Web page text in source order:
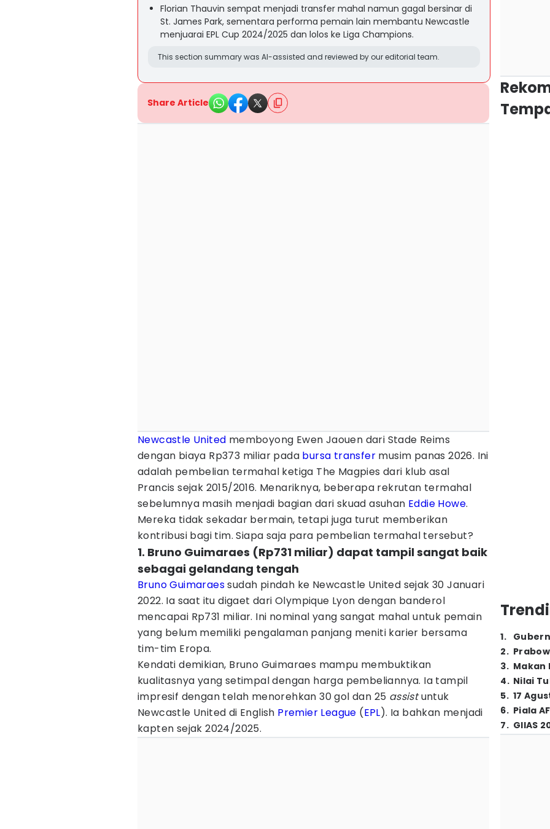
Florian Thauvin sempat menjadi transfer mahal namun gagal bersinar di
St. James Park, sementara performa pemain lain membantu Newcastle
menjuarai EPL Cup 2024/2025 dan lolos ke Liga Champions.
This section summary was AI-assisted and reviewed by our editorial team.
Share Article
Newcastle United memboyong Ewen Jaouen dari Stade Reims
dengan biaya Rp373 miliar pada bursa transfer musim panas 2026. Ini
adalah pembelian termahal ketiga The Magpies dari klub asal
Prancis sejak 2015/2016. Menariknya, beberapa rekrutan termahal
sebelumnya masih menjadi bagian dari skuad asuhan Eddie Howe.
Mereka tidak sekadar bermain, tetapi juga turut memberikan
kontribusi bagi tim. Siapa saja para pembelian termahal tersebut?
1. Bruno Guimaraes (Rp731 miliar) dapat tampil sangat baik
sebagai gelandang tengah
Bruno Guimaraessudah pindah ke Newcastle United sejak 30 Januari
2022. Ia saat itu digaet dari Olympique Lyon dengan banderol
mencapai Rp731 miliar. Ini nominal yang sangat mahal untuk pemain
yang belum memiliki pengalaman panjang meniti karier bersama
tim-tim Eropa.
Kendati demikian, Bruno Guimaraes mampu membuktikan
kualitasnya yang setimpal dengan harga pembeliannya. Ia tampil
impresif dengan telah menorehkan 30 gol dan 25 assistuntuk
Newcastle United di English Premier League (EPL). Ia bahkan menjadi
kapten sejak 2024/2025.
1.
2.
3. Makan
4. Nilai
5. 17
6. Piala
7. GIIAS